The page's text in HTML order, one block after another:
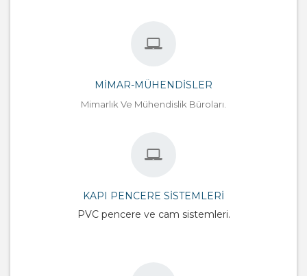
MIMAR-MÜHENDISLER
Mimarlık Ve Mühendislik Büroları.
KAPI PENCERE SISTEMLERI
PVC pencere ve cam sistemleri.